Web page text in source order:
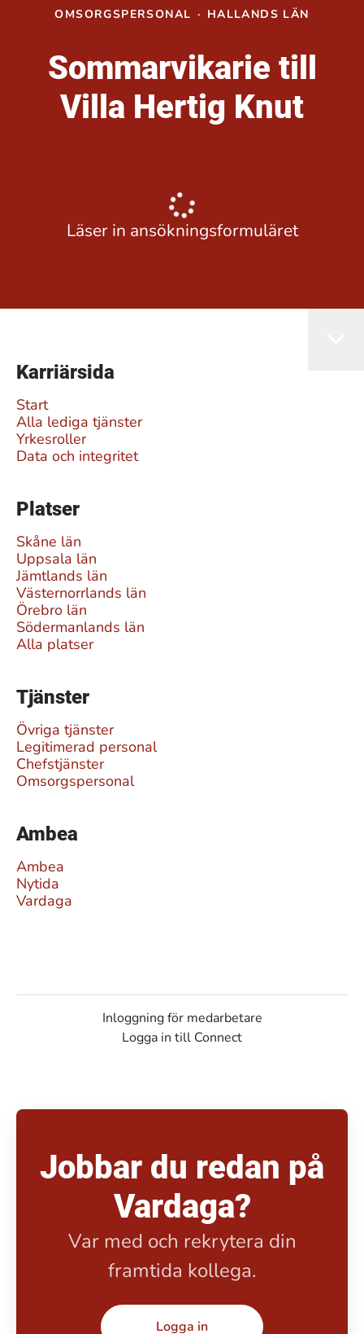
OMSORGSPERSONAL · HALLANDS LÄN
Sommarvikarie till
Villa Hertig Knut
Läser in ansökningsformuläret
Karriärsida
Start
Alla lediga tjänster
Yrkesroller
Data och integritet
Platser
Skåne län
Uppsala län
Jämtlands län
Västernorrlands län
Örebro län
Södermanlands län
Alla platser
Tjänster
Övriga tjänster
Legitimerad personal
Chefstjänster
Omsorgspersonal
Ambea
Ambea
Nytida
Vardaga
Inloggning för medarbetare
Logga in till Connect
Jobbar du redan på
Vardaga?
Var med och rekrytera din
framtida kollega.
Logga in